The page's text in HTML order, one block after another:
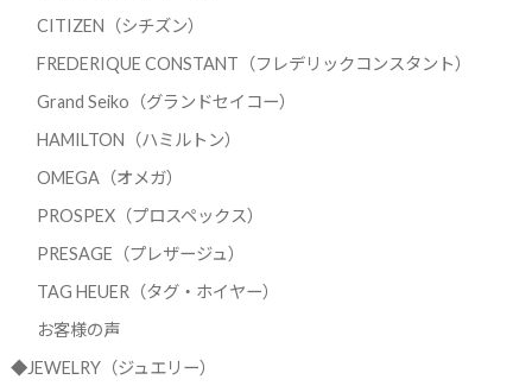
CITIZEN（シチズン）
FREDERIQUE CONSTANT（フレデリックコンスタント）
Grand Seiko（グランドセイコー）
HAMILTON（ハミルトン）
OMEGA（オメガ）
PROSPEX（プロスペックス）
PRESAGE（プレザージュ）
TAG HEUER（タグ・ホイヤー）
お客様の声
◆JEWELRY（ジュエリー）